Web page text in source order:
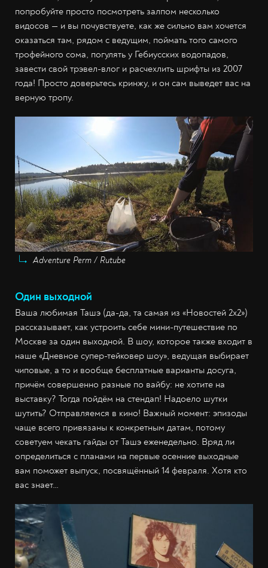
попробуйте просто посмотреть залпом несколько
видосов — и вы почувствуете, как же сильно вам хочется
оказаться там, рядом с ведущим, поймать того самого
трофейного сома, погулять у Гебиусских водопадов,
завести свой трэвел-влог и расчехлить шрифты из 2007
года! Просто доверьтесь кринжу, и он сам выведет вас на
верную тропу.
Adventure Perm / Rutube
Один выходной
Ваша любимая Ташэ (да-да, та самая из «Новостей 2х2»)
рассказывает, как устроить себе мини-путешествие по
Москве за один выходной. В шоу, которое также входит в
наше «Дневное супер-тейковер шоу», ведущая выбирает
чиповые, а то и вообще бесплатные варианты досуга,
причём совершенно разные по вайбу: не хотите на
выставку? Тогда пойдём на стендап! Надоело шутки
шутить? Отправляемся в кино! Важный момент: эпизоды
чаще всего привязаны к конкретным датам, потому
советуем чекать гайды от Ташэ еженедельно. Вряд ли
определиться с планами на первые осенние выходные
вам поможет выпуск, посвящённый 14 февраля. Хотя кто
вас знает…